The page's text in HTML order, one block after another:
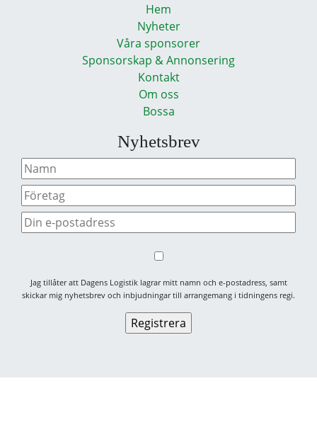
Hem
Nyheter
Våra sponsorer
Sponsorskap & Annonsering
Kontakt
Om oss
Bossa
Nyhetsbrev
Jag tillåter att Dagens Logistik lagrar mitt namn och e-postadress, samt
skickar mig nyhetsbrev och inbjudningar till arrangemang i tidningens regi.